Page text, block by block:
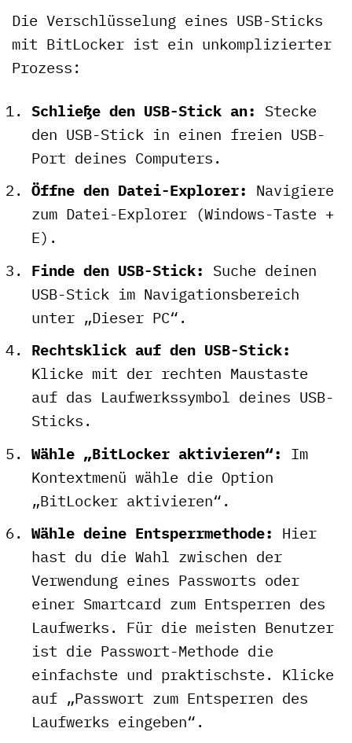
Die Verschlüsselung eines USB-Sticks
mit BitLocker ist ein unkomplizierter
Prozess:
Schließe den USB-Stick an: Stecke
den USB-Stick in einen freien USB-
Port deines Computers.
Öffne den Datei-Explorer: Navigiere
zum Datei-Explorer (Windows-Taste +
E).
Finde den USB-Stick: Suche deinen
USB-Stick im Navigationsbereich
unter „Dieser PC“.
Rechtsklick auf den USB-Stick:
Klicke mit der rechten Maustaste
auf das Laufwerkssymbol deines USB-
Sticks.
Wähle „BitLocker aktivieren“: Im
Kontextmenü wähle die Option
„BitLocker aktivieren“.
Wähle deine Entsperrmethode: Hier
hast du die Wahl zwischen der
Verwendung eines Passworts oder
einer Smartcard zum Entsperren des
Laufwerks. Für die meisten Benutzer
ist die Passwort-Methode die
einfachste und praktischste. Klicke
auf „Passwort zum Entsperren des
Laufwerks eingeben“.